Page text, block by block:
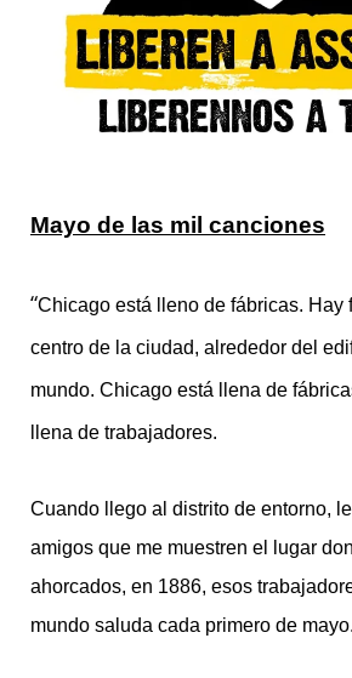
Mayo de las mil canciones
“Chicago está lleno de fábricas. Hay
centro de la ciudad, alrededor del
mundo. Chicago está llena de
llena de trabajadores.
Cuando llego al distrito de entorno,
amigos que me muestren el lugar
ahorcados, en 1886, esos
mundo saluda cada primero de mayo.